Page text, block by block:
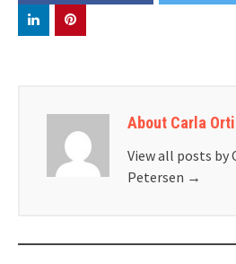
About Carla
View all posts by
Petersen →